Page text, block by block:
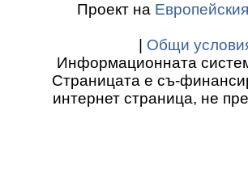
Проект на
Общи
Информационната
Страницата е съ-
интернет страница, не